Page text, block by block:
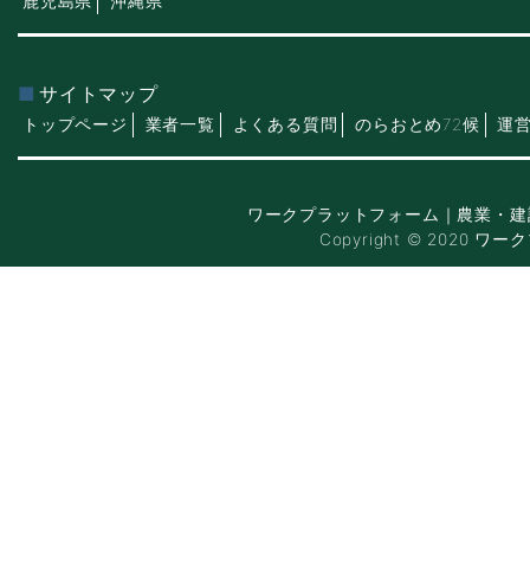
サイトマップ
トップページ 業者一覧 よくある質問 のらおとめ72候 運
ワークプラットフォーム｜農業・
Copyright © 2020 ワーク